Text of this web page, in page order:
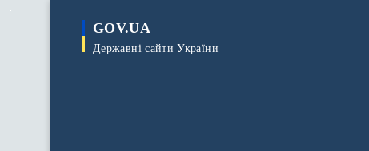
GOV.UA
Державні сайти України